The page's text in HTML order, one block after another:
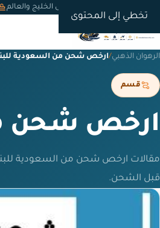
تخطي إلى المحتوى
شحن دولي من السعودية إلى الخليج والعالم
الرهوان الذهبي/ارخص شحن من السعودية
قسم
ارخص شحن
مقالات ارخص شحن من السعودية
قبل الشحن.